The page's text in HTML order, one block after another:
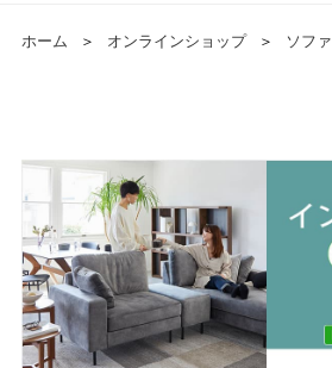
ホーム ＞ オンラインショップ ＞ ソファ